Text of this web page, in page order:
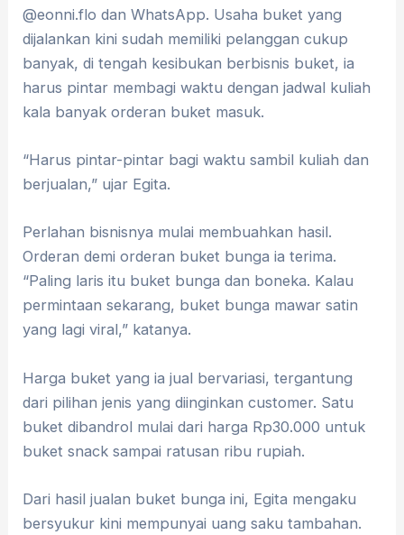
@eonni.flo dan WhatsApp. Usaha buket yang
dijalankan kini sudah memiliki pelanggan cukup
banyak, di tengah kesibukan berbisnis buket, ia
harus pintar membagi waktu dengan jadwal kuliah
kala banyak orderan buket masuk.
“Harus pintar-pintar bagi waktu sambil kuliah dan
berjualan,” ujar Egita.
Perlahan bisnisnya mulai membuahkan hasil.
Orderan demi orderan buket bunga ia terima.
“Paling laris itu buket bunga dan boneka. Kalau
permintaan sekarang, buket bunga mawar satin
yang lagi viral,” katanya.
Harga buket yang ia jual bervariasi, tergantung
dari pilihan jenis yang diinginkan customer. Satu
buket dibandrol mulai dari harga Rp30.000 untuk
buket snack sampai ratusan ribu rupiah.
Dari hasil jualan buket bunga ini, Egita mengaku
bersyukur kini mempunyai uang saku tambahan.